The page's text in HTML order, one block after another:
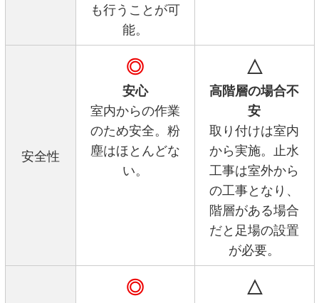
も行うことが可
能。
安全性
◎
安心
室内からの作業
のため安全。粉
塵はほとんどな
い。
△
高階層の場合不
安
取り付けは室内
から実施。止水
工事は室外から
の工事となり、
階層がある場合
だと足場の設置
が必要。
◎ △